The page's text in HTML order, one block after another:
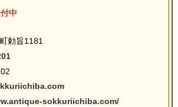
中
勅旨1181
sokkuriichiba.com/